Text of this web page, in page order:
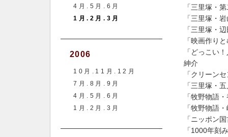
4月.5月.6月
1月.2月.3月
2006
10月.11月.12月
7月.8月.9月
4月.5月.6月
1月.2月.3月
「三里塚・
「三里塚・
「三里塚・
「映画作り
「どっこい
紳介
「クリーン
「三里塚・
「牧野物語
「牧野物語
「ニッポン
「1000年刻